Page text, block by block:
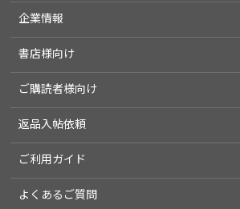
企業情報
書店様向け
ご購読者様向け
返品入帖依頼
ご利用ガイド
よくあるご質問